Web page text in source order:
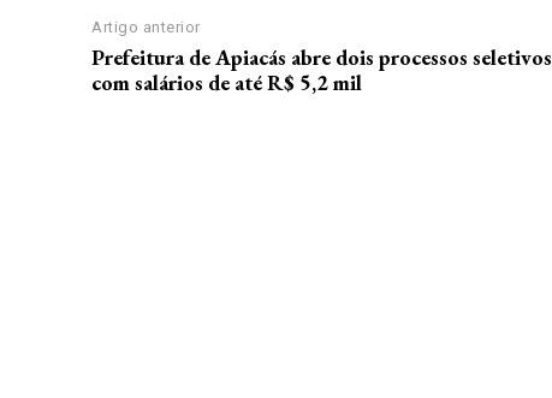
Artigo anterior
Prefeitura de Apiacás abre dois processos seletivos
com salários de até R$ 5,2 mil